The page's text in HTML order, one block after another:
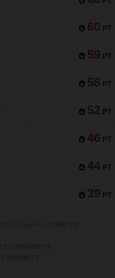
60 PT
59 PT
58 PT
52 PT
46 PT
44 PT
39 PT